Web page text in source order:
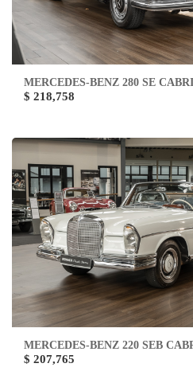
MERCEDES-BENZ 280 SE
$ 218,758
MERCEDES-BENZ 220 SEB
$ 207,765